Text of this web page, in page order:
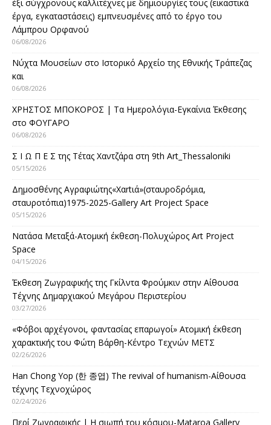
έξι σύγχρονους καλλιτέχνες με δημιουργίες τους (εικαστικά
έργα, εγκαταστάσεις) εμπνευσμένες από το έργο του
Λάμπρου Ορφανού
06/08/2026
Νύχτα Μουσείων στο Ιστορικό Αρχείο της Εθνικής Τράπεζας
και
06/08/2026
ΧΡΗΣΤΟΣ ΜΠΟΚΟΡΟΣ | Τα Ημερολόγια-Εγκαίνια Έκθεσης
στο ΦΟΥΓΑΡΟ
06/08/2026
Σ Ι Ω Π Ε Σ της Τέτας Χαντζάρα στη 9th Art_Thessaloniki
05/15/2026
Δημοσθένης Αγραφιώτης«Xαrtιά»(σταυροδρόμια,
σταυροτόπια)1975-2025-Gallery Art Project Space
05/15/2026
Νατάσα Μεταξά-Ατομική έκθεση-Πολυχώρος Art Project
Space
04/15/2026
Έκθεση Ζωγραφικής της Γκίλντα Φρούμκιν στην Αίθουσα
Τέχνης Δημαρχιακού Μεγάρου Περιστερίου
03/27/2026
«Φόβοι αρχέγονοι, φαντασίας επαρωγοί» Ατομική έκθεση
χαρακτικής του Φώτη Βάρθη-Κέντρο Τεχνών ΜΕΤΣ
02/26/2026
Han Chong Yop (한 종엽) The revival of humanism-Αίθουσα
τέχνης Τεχνοχώρος
02/24/2026
Περί Ζωγραφικής | Η σιωπή του κόσμου-Mataroa Gallery